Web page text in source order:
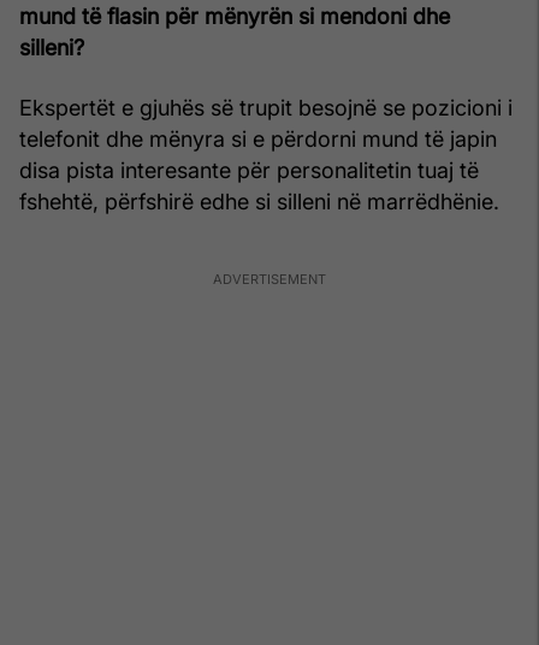
mund të flasin për mënyrën si mendoni dhe
silleni?
Ekspertët e gjuhës së trupit besojnë se pozicioni i
telefonit dhe mënyra si e përdorni mund të japin
disa pista interesante për personalitetin tuaj të
fshehtë, përfshirë edhe si silleni në marrëdhënie.